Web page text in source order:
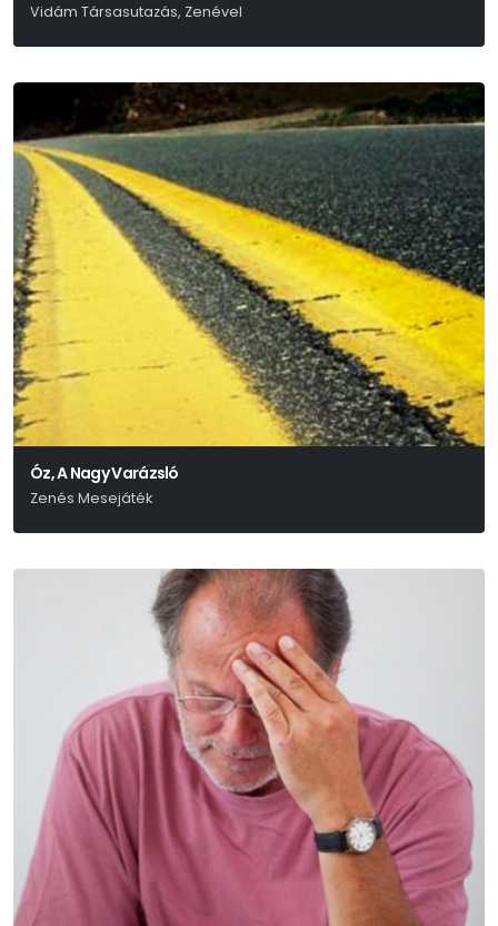
Vidám Társasutazás, Zenével
Óz, A Nagy Varázsló
Zenés Mesejáték